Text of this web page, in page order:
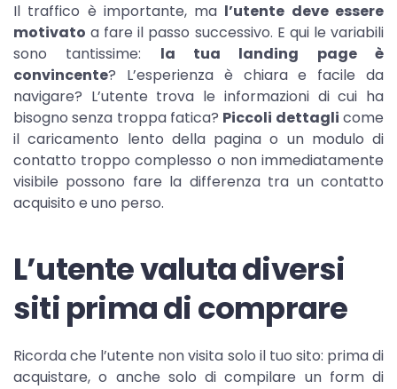
Il traffico è importante, ma l’utente deve essere
motivato a fare il passo successivo. E qui le variabili
sono tantissime: la tua landing page è
convincente? L’esperienza è chiara e facile da
navigare? L’utente trova le informazioni di cui ha
bisogno senza troppa fatica? Piccoli dettagli come
il caricamento lento della pagina o un modulo di
contatto troppo complesso o non immediatamente
visibile possono fare la differenza tra un contatto
acquisito e uno perso.
L’utente valuta diversi
siti prima di comprare
Ricorda che l’utente non visita solo il tuo sito: prima di
acquistare, o anche solo di compilare un form di